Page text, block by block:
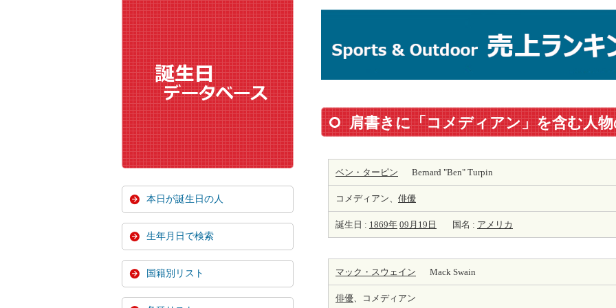
肩書きに「コメディアン」を含む人
ベン・ターピン Bernard "Ben" Turpin
コメディアン、 俳優
誕生日 : 1869年 09月19日 国名 : アメリカ
マック・スウェイン Mack Swain
俳優、コメディアン
本日が誕生日の人
生年月日で検索
国籍別リスト